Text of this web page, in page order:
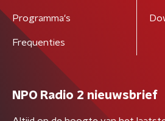
Programma's
Frequenties
NPO Radio 2 nieuwsbrief